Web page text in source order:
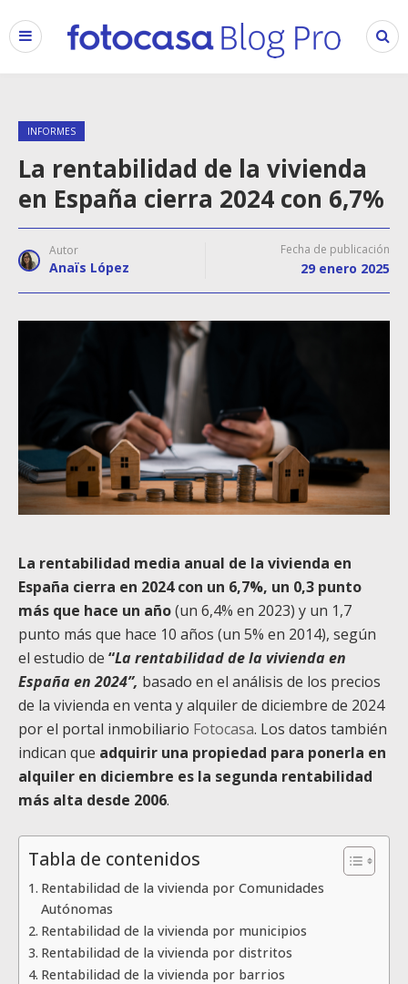
INFORMES
La rentabilidad de la vivienda
en España cierra 2024 con 6,7%
Autor
Anaïs López
Fecha de publicación
29 enero 2025
La rentabilidad media anual de la vivienda en
España cierra en 2024 con un 6,7%, un 0,3 punto
más que hace un año(un 6,4% en 2023) y un 1,7
punto más que hace 10 años (un 5% en 2014), según
el estudio de “La rentabilidad de la vivienda en
España en 2024”, basado en el análisis de los precios
de la vivienda en venta y alquiler de diciembre de 2024
por el portal inmobiliario Fotocasa. Los datos también
indican que adquirir una propiedad para ponerla en
alquiler en diciembre es la segunda rentabilidad
más alta desde 2006.
Tabla de contenidos
Rentabilidad de la vivienda por Comunidades
Autónomas
Rentabilidad de la vivienda por municipios
Rentabilidad de la vivienda por distritos
Rentabilidad de la vivienda por barrios